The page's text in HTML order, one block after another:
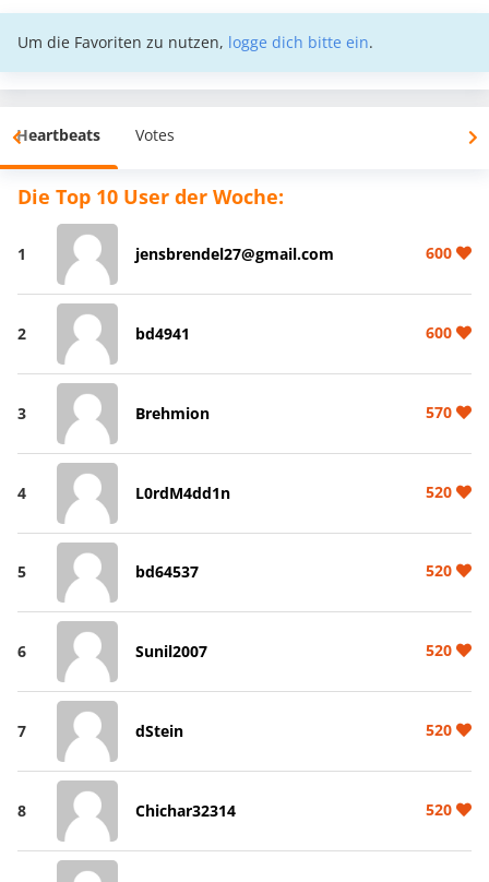
Um die Favoriten zu nutzen, logge dich bitte ein.
Heartbeats Votes
Die Top 10 User der Woche:
1 jensbrendel27@gmail.com 600
2 bd4941 600
3 Brehmion 570
4 L0rdM4dd1n 520
5 bd64537 520
6 Sunil2007 520
7 dStein 520
8 Chichar32314 520